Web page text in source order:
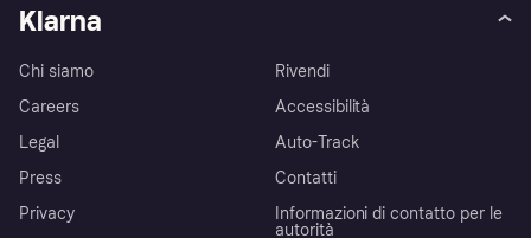
Klarna
Chi siamo
Careers
Legal
Press
Privacy
Rivendi
Accessibilità
Auto-Track
Contatti
Informazioni di contatto per le
autorità